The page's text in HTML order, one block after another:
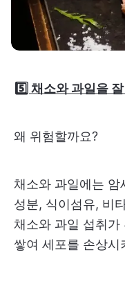
5️⃣ 채소와 과일을
왜 위험할까요?
채소와 과일에는
성분, 식이섬유, 비
채소와 과일 섭취
쌓여 세포를 손상시